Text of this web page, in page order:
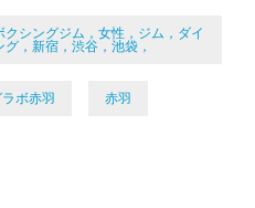
シングジム，女性，ジム，ダイ
，新宿，渋谷，池袋，
ボ赤羽 赤羽